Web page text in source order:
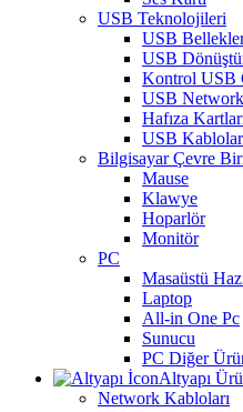
USB Teknolojileri
USB
USB
Kontrol USB
USB Network
Hafıza
USB Kablolar
Bilgisayar Çevre
Mause
Klawye
Hoparlör
Monitör
PC
Masaüstü
Laptop
All-in One Pc
Sunucu
PC Diğer
Altyapı
Network Kabloları